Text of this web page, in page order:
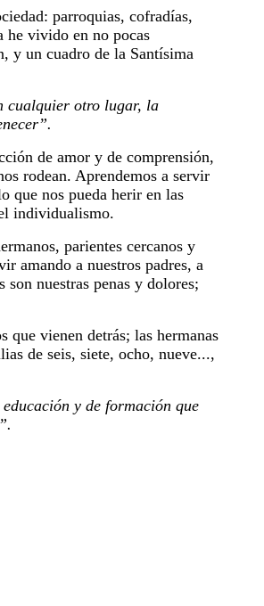
parroquias, cofradías,
he vivido en no pocas
y un cuadro de la Santísima
cualquier otro lugar, la
de amor y de comprensión,
rodean. Aprendemos a servir
que nos pueda herir en las
individualismo.
parientes cercanos y
amando a nuestros padres, a
nuestras penas y dolores;
que vienen detrás; las hermanas
de seis, siete, ocho, nueve...,
y de formación que